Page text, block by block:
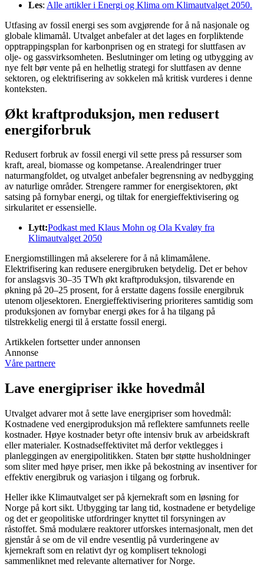
Les: Alle artikler i Energi og Klima om Klimautvalget 2050.
Utfasing av fossil energi ses som avgjørende for å nå nasjonale og
globale klimamål. Utvalget anbefaler at det lages en forpliktende
opptrappingsplan for karbonprisen og en strategi for sluttfasen av
olje- og gassvirksomheten. Beslutninger om leting og utbygging av
nye felt bør vente på en helhetlig strategi for sluttfasen av denne
sektoren, og elektrifisering av sokkelen må kritisk vurderes i denne
konteksten.
Økt kraftproduksjon, men redusert
energiforbruk
Redusert forbruk av fossil energi vil sette press på ressurser som
kraft, areal, biomasse og kompetanse. Arealendringer truer
naturmangfoldet, og utvalget anbefaler begrensning av nedbygging
av naturlige områder. Strengere rammer for energisektoren, økt
satsing på fornybar energi, og tiltak for energieffektivisering og
sirkularitet er essensielle.
Lytt:Podkast med Klaus Mohn og Ola Kvaløy fra
Klimautvalget 2050
Energiomstillingen må akselerere for å nå klimamålene.
Elektrifisering kan redusere energibruken betydelig. Det er behov
for anslagsvis 30–35 TWh økt kraftproduksjon, tilsvarende en
økning på 20–25 prosent, for å erstatte dagens fossile energibruk
utenom oljesektoren. Energieffektivisering prioriteres samtidig som
produksjonen av fornybar energi økes for å ha tilgang på
tilstrekkelig energi til å erstatte fossil energi.
Artikkelen fortsetter under annonsen
Annonse
Våre partnere
Lave energipriser ikke hovedmål
Utvalget advarer mot å sette lave energipriser som hovedmål:
Kostnadene ved energiproduksjon må reflektere samfunnets reelle
kostnader. Høye kostnader betyr ofte intensiv bruk av arbeidskraft
eller materialer. Kostnadseffektivitet må derfor vektlegges i
planleggingen av energipolitikken. Staten bør støtte husholdninger
som sliter med høye priser, men ikke på bekostning av insentiver for
effektiv energibruk og variasjon i tilgang og forbruk.
Heller ikke Klimautvalget ser på kjernekraft som en løsning for
Norge på kort sikt. Utbygging tar lang tid, kostnadene er betydelige
og det er geopolitiske utfordringer knyttet til forsyningen av
råstoffet. Små modulære reaktorer utforskes internasjonalt, men det
gjenstår å se om de vil endre vesentlig på vurderingene av
kjernekraft som en relativt dyr og komplisert teknologi
sammenliknet med relevante alternativer for Norge.